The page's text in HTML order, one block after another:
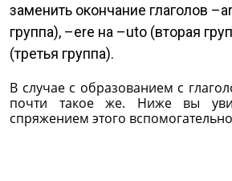
заменить окончание глаголов
группа), –ere на –uto (вторая
(третья группа).
В случае с образованием с
почти такое же. Ниже вы
спряжением этого